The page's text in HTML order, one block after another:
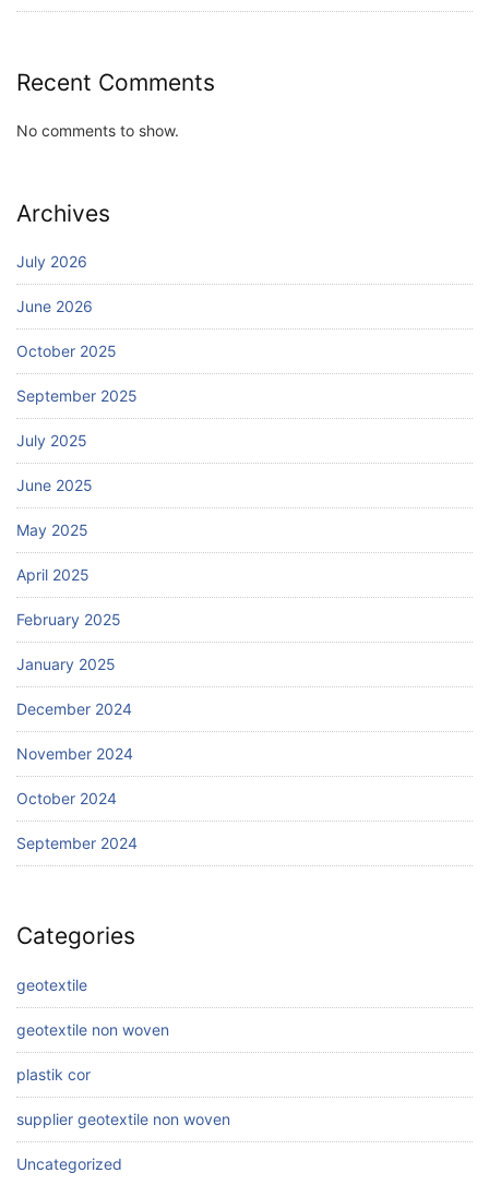
Recent Comments
No comments to show.
Archives
July 2026
June 2026
October 2025
September 2025
July 2025
June 2025
May 2025
April 2025
February 2025
January 2025
December 2024
November 2024
October 2024
September 2024
Categories
geotextile
geotextile non woven
plastik cor
supplier geotextile non woven
Uncategorized